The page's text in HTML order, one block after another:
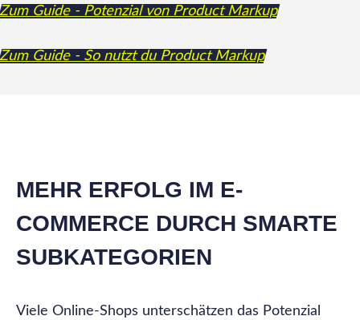
Guide - Potenzial von Product Markup
Guide - So nutzt du Product Markup
MEHR ERFOLG IM E-
COMMERCE DURCH SMARTE
SUBKATEGORIEN
Viele Online-Shops unterschätzen das Potenzial